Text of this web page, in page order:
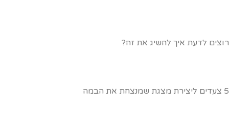
לדעת איך להשיג את זה?
את הבמה